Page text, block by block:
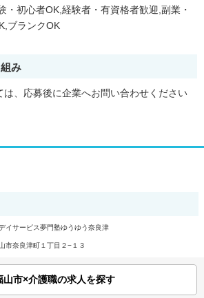
・初心者OK,経験者・有資格者歓迎,副業・
ブランクOK
み
は、応募後に企業へお問い合わせください
イサービス夢門塾ゆうゆう奈良津
市奈良津町１丁目２−１３
山市×介護職の求人を探す